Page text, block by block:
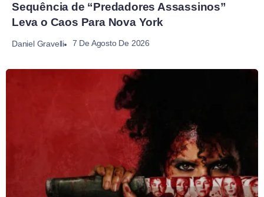
Sequência de “Predadores Assassinos”
Leva o Caos Para Nova York
Daniel Gravelli 7 De Agosto De 2026